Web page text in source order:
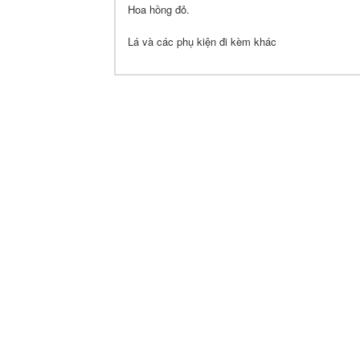
Hoa hồng đỏ.
Lá và các phụ kiện đi kèm khác